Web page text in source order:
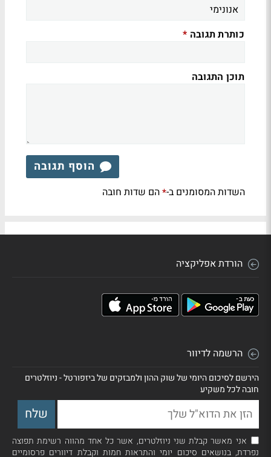
כותרת תגובה *
תוכן התגובה
הוסף תגובה
השדות המסומנים ב-*הם שדות חובה
הורדת אפליקציה
הרשמה לדיוור
הירשם לסיכום היומי של שוק ההון ולמבזקים של ביזפורטל - ניוזלטרים
חובה לכל משקיע
אני מאשר קבלת שני ניוזלטרים, אשר כל אחד מהווה רשימת תפוצה
נפרדת, בנושאים סיכום יומי והתראות חמות וקבלת דיוורים פרסומיים